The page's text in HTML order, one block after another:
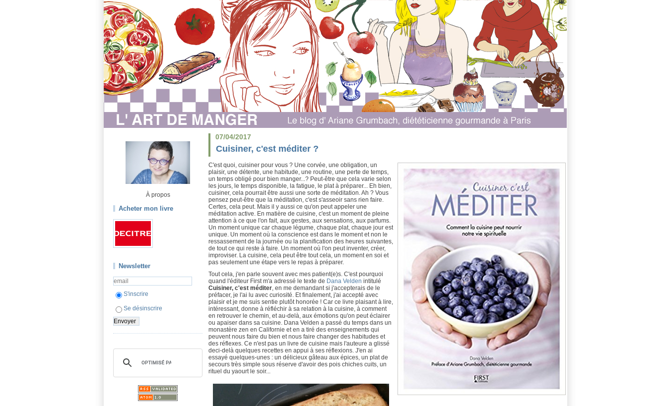
À propos
Acheter mon livre
Newsletter
S'inscrire
Se désinscrire
07/04/2017
Cuisiner, c'est méditer ?
C'est quoi, cuisiner pour vous ? Une corvée, une obligation, un
plaisir, une détente, une habitude, une routine, une perte de temps,
un temps obligé pour bien manger...? Peut-être que cela varie selon
les jours, le temps disponible, la fatigue, le plat à préparer... Eh bien,
cuisiner, cela pourrait être aussi une sorte de méditation. Ah ? Vous
pensez peut-être que la méditation, c'est s'asseoir sans rien faire.
Certes, cela peut. Mais il y aussi ce qu'on peut appeler une
méditation active. En matière de cuisine, c'est un moment de pleine
attention à ce que l'on fait, aux gestes, aux sensations, aux parfums.
Un moment unique car chaque légume, chaque plat, chaque jour est
unique. Un moment où la conscience est dans le moment et non le
ressassement de la journée ou la planification des heures suivantes,
de tout ce qui reste à faire. Un moment où l'on peut inventer, créer,
improviser. La cuisine, cela peut être tout cela, un moment en soi et
pas seulement une étape vers le repas à préparer.
Tout cela, j'en parle souvent avec mes patient(e)s. C'est pourquoi
quand l'éditeur First m'a adressé le texte de Dana Velden intitulé
Cuisiner, c'est méditer, en me demandant si j'accepterais de le
préfacer, je l'ai lu avec curiosité. Et finalement, j'ai accepté avec
plaisir et je me suis sentie plutôt honorée ! Car ce livre plaisant à lire,
intéressant, donne à réfléchir à sa relation à la cuisine, à comment
en retrouver le chemin, et au-delà, aux émotions qu'on peut éclairer
ou apaiser dans sa cuisine. Dana Velden a passé du temps dans un
monastère zen en Californie et en a tiré des enseignements qui
peuvent nous faire du bien et nous faire changer des habitudes et
des réflexes. Ce n'est pas un livre de cuisine mais l'auteure a glissé
deci-delà quelques recettes en appui à ses réflexions. J'en ai
essayé quelques-unes : un délicieux gâteau aux épices, un plat de
secours très simple sous réserve d'avoir des pois chiches cuits, un
rituel du yaourt le soir...